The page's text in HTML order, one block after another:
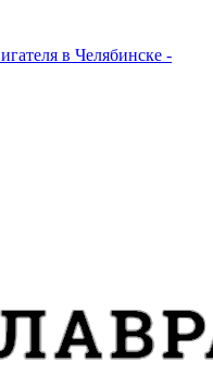
в Челябинске -